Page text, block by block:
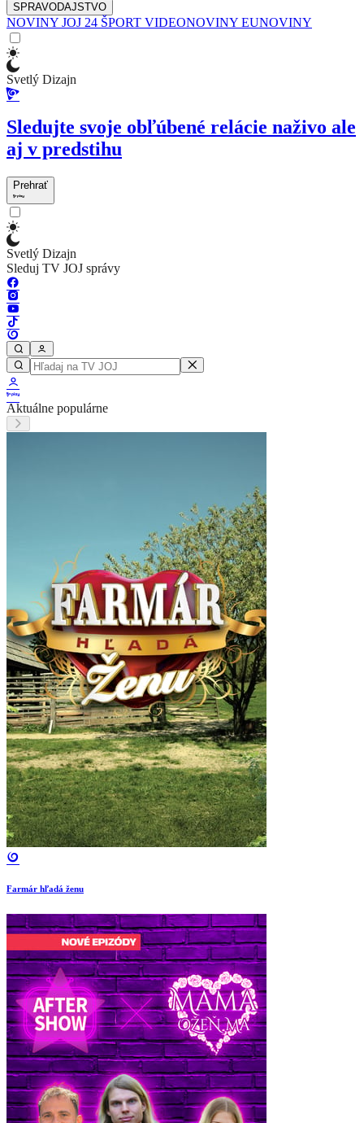
SPRAVODAJSTVO
NOVINY JOJ 24 ŠPORT VIDEONOVINY EUNOVINY
Svetlý Dizajn
Sledujte svoje obľúbené relácie naživo ale
aj v predstihu
Prehrať
Svetlý Dizajn
Sleduj TV JOJ správy
Aktuálne populárne
Farmár hľadá ženu